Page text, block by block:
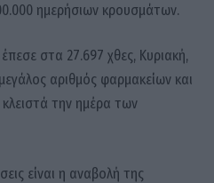
ημερήσιων κρουσμάτων.
στα 27.697 χθες, Κυριακή,
αριθμός φαρμακείων και
κλειστά την ημέρα των
είναι η αναβολή της